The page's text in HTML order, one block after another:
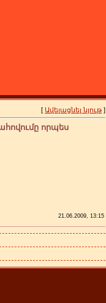
[ Ավելացնել նյութ ]
որպես
21.06.2009, 13:15